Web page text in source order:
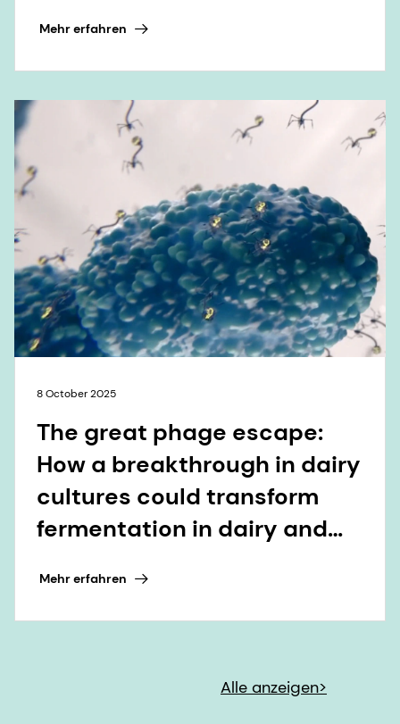
Mehr erfahren
8 October 2025
The great phage escape:
How a breakthrough in dairy
cultures could transform
fermentation in dairy and
Mehr erfahren
Alle anzeigen>